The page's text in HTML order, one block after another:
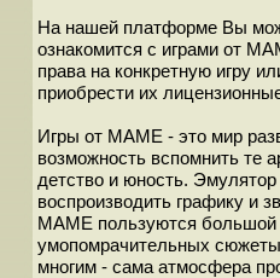
На нашей платформе Вы
ознакомится с играми от
права на конкретную игру
приобрести их
Игры от МАМЕ - это мир
возможность вспомнить те
детство и юность.
воспроизводить графику и
МАМЕ пользуются большой
умопомрачительных
многим - сама атмосфера